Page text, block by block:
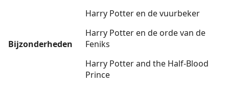
Bijzonderheden
Harry Potter en de vuurbeker
Harry Potter en de orde van de
Feniks
Harry Potter and the Half-Blood
Prince